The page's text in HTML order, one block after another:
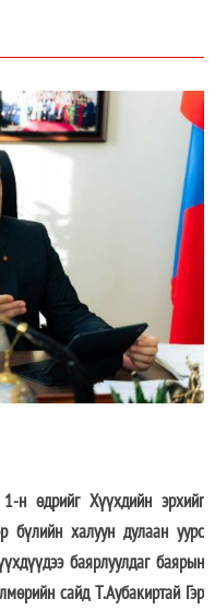
н өдрийг Хүүхдийн эрхийг
бүлийн халуун дулаан уурс
баярлуулдаг баярын
сайд Т.Аубакиртай Гэр